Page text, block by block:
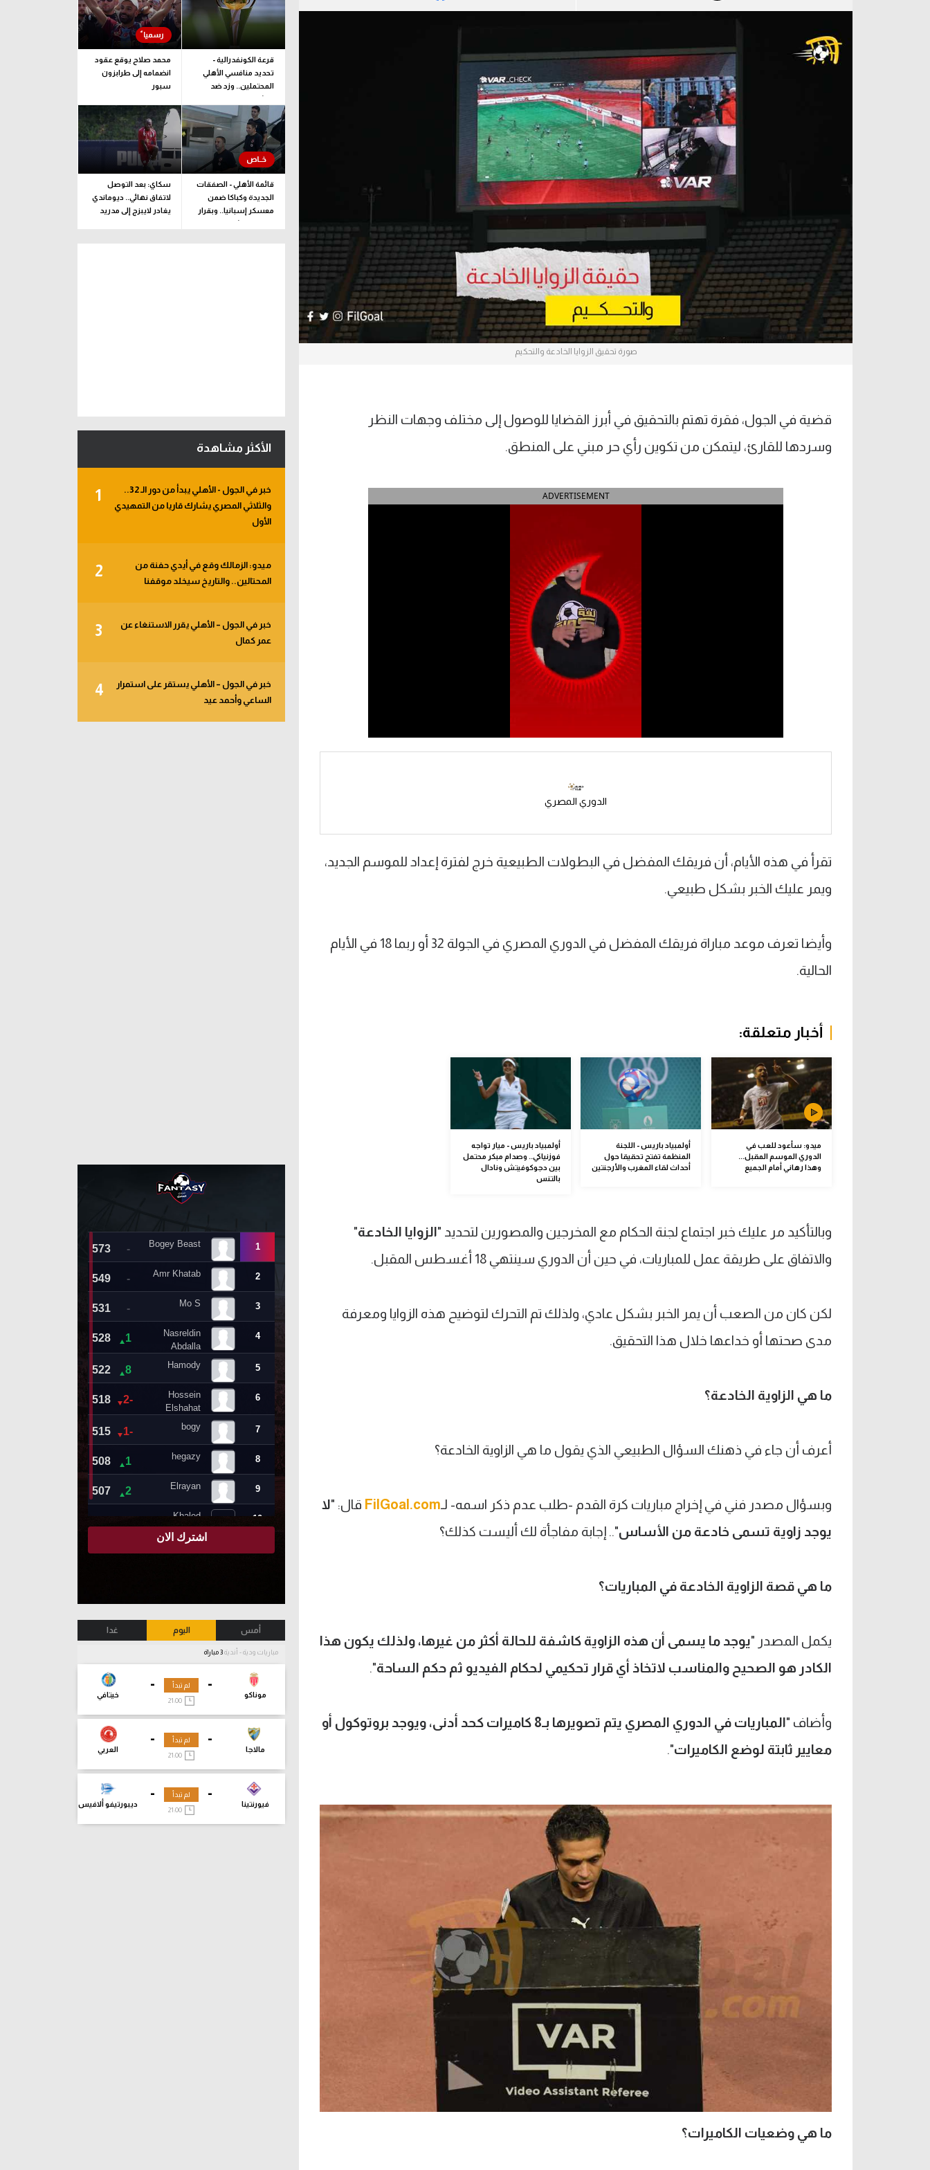
دوري أبطال أوروبا
دوري أبطال إفريقيا
كل البطولات
رياضات أخرى
آسيا
صورة تحقيق الزوايا الخادعة والتحكيم
قضية في الجول، فقرة تهتم بالتحقيق في أبرز القضايا للوصول إلى مختلف وجهات النظر
وسردها للقارئ، ليتمكن من تكوين رأي حر مبني على المنطق.
ADVERTISEMENT
الدوري المصري
تقرأ في هذه الأيام، أن فريقك المفضل في البطولات الطبيعية خرج لفترة إعداد للموسم الجديد،
ويمر عليك الخبر بشكل طبيعي.
وأيضا تعرف موعد مباراة فريقك المفضل في الدوري المصري في الجولة 32 أو ربما 18 في الأيام
الحالية.
أخبار متعلقة:
ميدو: سأعود للعب في
الدوري الموسم المقبل...
وهذا رهاني أمام الجميع
أولمبياد باريس - اللجنة
المنظمة تفتح تحقيقا حول
أحداث لقاء المغرب والأرجنتين
أولمبياد باريس - ميار تواجه
فوزنياكي.. وصدام مبكر محتمل
بين دجوكوفيتش ونادال
بالتنس
وبالتأكيد مر عليك خبر اجتماع لجنة الحكام مع المخرجين والمصورين لتحديد "الزوايا الخادعة"
والاتفاق على طريقة عمل للمباريات، في حين أن الدوري سينتهي 18 أغسطس المقبل.
لكن كان من الصعب أن يمر الخبر بشكل عادي، ولذلك تم التحرك لتوضيح هذه الزوايا ومعرفة
مدى صحتها أو خداعها خلال هذا التحقيق.
ما هي الزاوية الخادعة؟
أعرف أن جاء في ذهنك السؤال الطبيعي الذي يقول ما هي الزاوية الخادعة؟
وبسؤال مصدر فني في إخراج مباريات كرة القدم -طلب عدم ذكر اسمه- لـFilGoal.com قال: "لا
يوجد زاوية تسمى خادعة من الأساس".. إجابة مفاجأة لك أليست كذلك؟
ما هي قصة الزاوية الخادعة في المباريات؟
يكمل المصدر "يوجد ما يسمى أن هذه الزاوية كاشفة للحالة أكثر من غيرها، ولذلك يكون هذا
الكادر هو الصحيح والمناسب لاتخاذ أي قرار تحكيمي لحكام الفيديو ثم حكم الساحة".
وأضاف "المباريات في الدوري المصري يتم تصويرها بـ8 كاميرات كحد أدنى، ويوجد بروتوكول أو
معايير ثابتة لوضع الكاميرات".
ما هي وضعيات الكاميرات؟
قرعة الكونفدرالية -
تحديد منافسي الأهلي
المحتملين.. وزد ضد
ممثل جيبوتي
محمد صلاح يوقع عقود
انضمامه إلى طرابزون
سبور
قائمة الأهلي - الصفقات
الجديدة وكباكا ضمن
معسكر إسبانيا.. وبقرار
يلحق بالبعثة
سكاي: بعد التوصل
لاتفاق نهائي.. ديوماندي
يغادر لايبزج إلى مدريد
الأكثر مشاهدة
1
خبر في الجول - الأهلي يبدأ من دور الـ 32..
والثلاثي المصري يشارك قاريا من التمهيدي
الأول
2
ميدو: الزمالك وقع في أيدي حفنة من
المحتالين.. والتاريخ سيخلد موقفنا
3
خبر في الجول – الأهلي يقرر الاستنغاء عن
عمر كمال
4
خبر في الجول – الأهلي يستقر على استمرار
الساعي وأحمد عيد
أمس اليوم غدا
مباريات ودية - أندية
-
موناكو
-
خيتافي
لم تبدأ
-
مالاجا
-
العربي
لم تبدأ
-
فيورنتينا
-
ديبورتيفو ألافيس
لم تبدأ